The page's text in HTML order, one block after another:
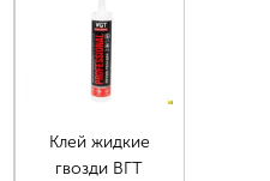
Клей жидкие
гвозди ВГТ